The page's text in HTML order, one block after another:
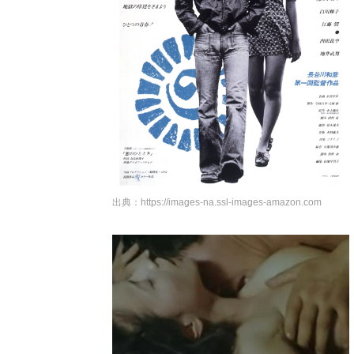
出典： https://images-na.ssl-images-amazon.com